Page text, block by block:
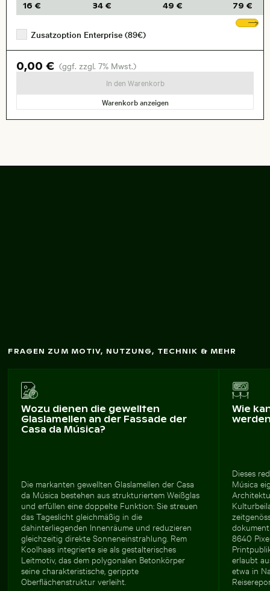
16 € 34 € 49 € 79 €
Zusatzoption Enterprise (89€)
0,00 € (ggf. zzgl. 7% Mwst.)
In den Warenkorb
Warenkorb anzeigen
Architektur eines
G
ebäudes
FRAGEN ZUM MOTIV, NUTZUNG, TECHNIK & MEHR
Wozu dienen die gewellten
Glaslamellen an der Fassade der
Casa da Música?
Die markanten gewellten Glaslamellen der Casa
da Música bestehen aus strukturiertem Weißglas
und erfüllen eine doppelte Funktion: Sie streuen
das Tageslicht gleichmäßig in die
dahinterliegenden Innenräume und reduzieren
gleichzeitig direkte Sonneneinstrahlung. Rem
Koolhaas integrierte sie als gestalterisches
Leitmotiv, das dem polygonalen Betonkörper
seine charakteristische, gerippte
Oberflächenstruktur verleiht.
Wie
Dieses
Música
8640
erlaubt
etwa in